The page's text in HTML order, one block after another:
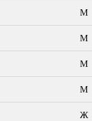
М
М
М
М
Ж